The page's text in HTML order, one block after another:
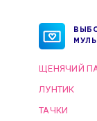
ЩЕНЯЧИЙ
ЛУНТИК
ТАЧКИ